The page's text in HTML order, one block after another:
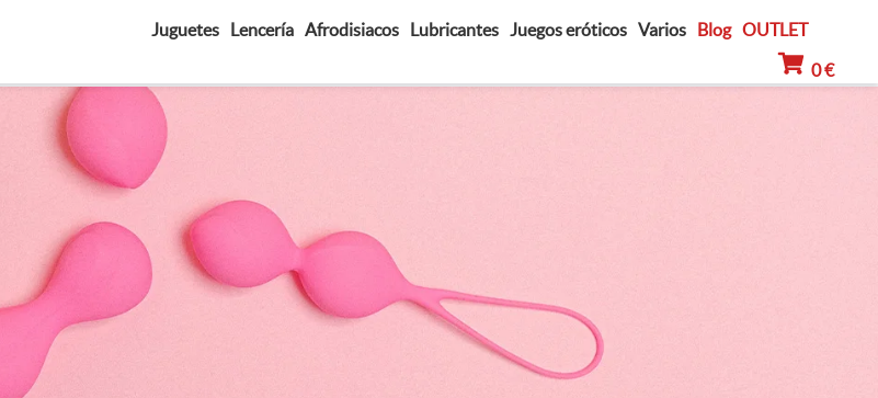
Juguetes Lencería Afrodisiacos Lubricantes Juegos eróticos Varios Blog OUTLET
0 €